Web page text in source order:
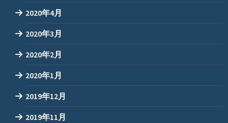
2020年4月
2020年3月
2020年2月
2020年1月
2019年12月
2019年11月